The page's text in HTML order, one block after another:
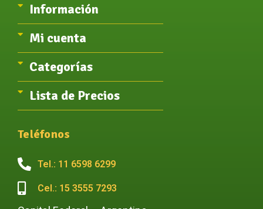
Información
Mi cuenta
Categorías
Lista de Precios
Teléfonos
Tel.: 11 6598 6299
Cel.: 15 3555 7293